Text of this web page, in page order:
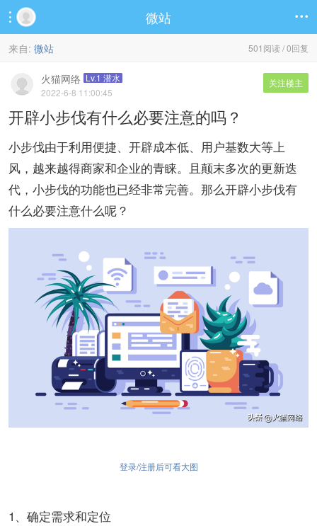
 微站 
501阅读 / 0回复
来自: 微站
关注楼主
火猫网络 Lv.1 潜水
2022-6-8 11:00:45
开辟小步伐有什么必要注意的吗？
小步伐由于利用便捷、开辟成本低、用户基数大等上
风，越来越得商家和企业的青睐。且颠末多次的更新迭
代，小步伐的功能也已经非常完善。那么开辟小步伐有
什么必要注意什么呢？
登录/注册后可看大图
1、确定需求和定位